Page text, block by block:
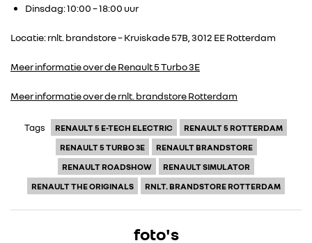
RENAULT
ALPINE
ALLIANCE
FOTO’S & VIDEO’S
IN DE MEDIA
Dinsdag: 10:00 – 18:00 uur
Locatie: rnlt. brandstore – Kruiskade 57B, 3012 EE Rotterdam
Meer informatie over de Renault 5 Turbo 3E
Meer informatie over de rnlt. brandstore Rotterdam
Tags RENAULT 5 E-TECH ELECTRIC
RENAULT 5 ROTTERDAM
RENAULT 5 TURBO 3E
RENAULT BRANDSTORE
RENAULT ROADSHOW
RENAULT SIMULATOR
RENAULT THE ORIGINALS
RNLT. BRANDSTORE ROTTERDAM
foto's